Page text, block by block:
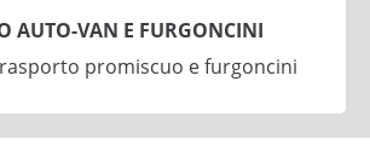
AUTO-VAN E FURGONCINI
promiscuo e furgoncini